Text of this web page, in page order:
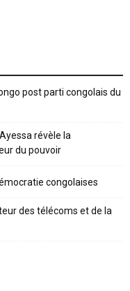
post parti congolais du
révèle la
du pouvoir
congolaises
des télécoms et de la